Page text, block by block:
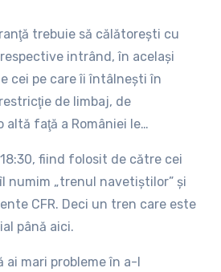
trebuie să călătoreşti cu
intrând, în acelaşi
cei pe care îi întâlneşti în
de limbaj, de
altă faţă a României le
fiind folosit de către cei
numim „trenul navetiştilor” şi
CFR. Deci un tren care este
până aici.
mari probleme în a-l